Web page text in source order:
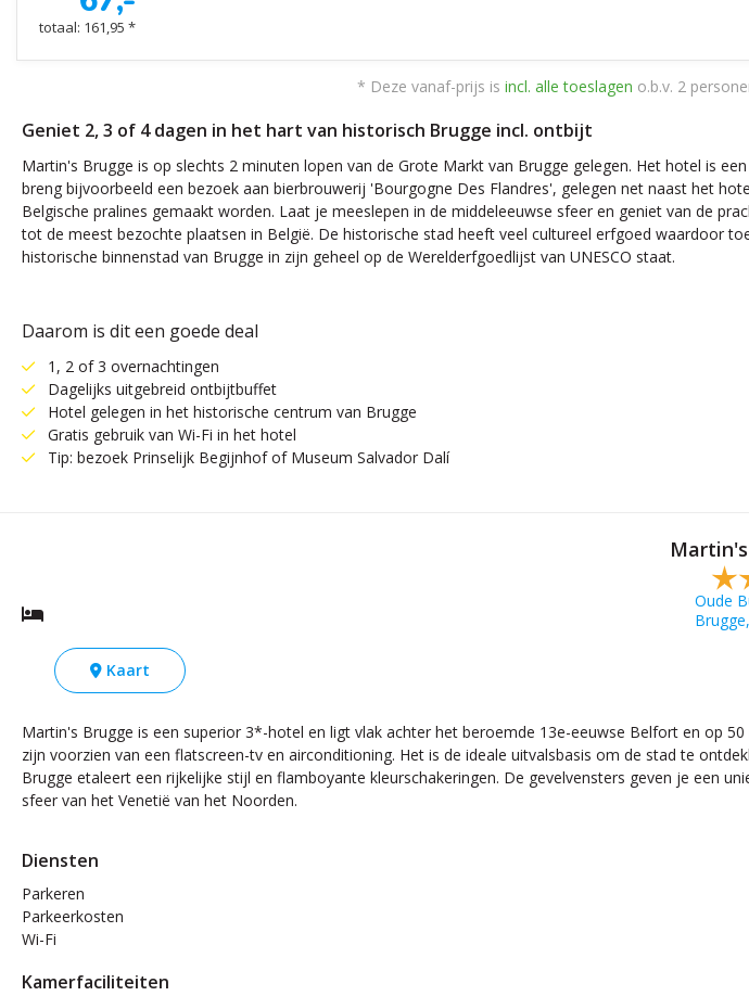
totaal: 161,95 *
* Deze vanaf-prijs is incl. alle toeslagen o.b.v. 2
Geniet 2, 3 of 4 dagen in het hart van historisch Brugge incl. ontbijt
Martin's Brugge is op slechts 2 minuten lopen van de Grote Markt van Brugge gelegen. Het hotel is
breng bijvoorbeeld een bezoek aan bierbrouwerij 'Bourgogne Des Flandres', gelegen net naast het
Belgische pralines gemaakt worden. Laat je meeslepen in de middeleeuwse sfeer en geniet van de
tot de meest bezochte plaatsen in België. De historische stad heeft veel cultureel erfgoed waardoor
historische binnenstad van Brugge in zijn geheel op de Werelderfgoedlijst van UNESCO staat.
Daarom is dit een goede deal
1, 2 of 3 overnachtingen
Dagelijks uitgebreid ontbijtbuffet
Hotel gelegen in het historische centrum van Brugge
Gratis gebruik van Wi-Fi in het hotel
Tip: bezoek Prinselijk Begijnhof of Museum Salvador Dalí
Oude
Kaart
Martin's Brugge is een superior 3*-hotel en ligt vlak achter het beroemde 13e-eeuwse Belfort en op
zijn voorzien van een flatscreen-tv en airconditioning. Het is de ideale uitvalsbasis om de stad te
Brugge etaleert een rijkelijke stijl en flamboyante kleurschakeringen. De gevelvensters geven je een
sfeer van het Venetië van het Noorden.
Diensten
Parkeren
Parkeerkosten
Wi-Fi
Kamerfaciliteiten